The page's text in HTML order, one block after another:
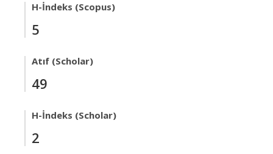
H-İndeks (Scopus)
5
Atıf (Scholar)
49
H-İndeks (Scholar)
2